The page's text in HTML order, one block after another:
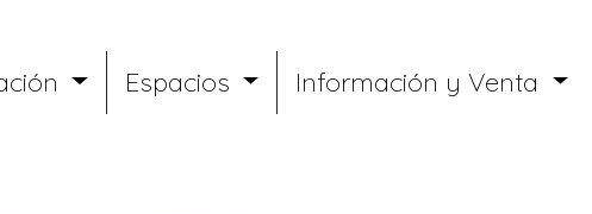
Espacios Información y Venta